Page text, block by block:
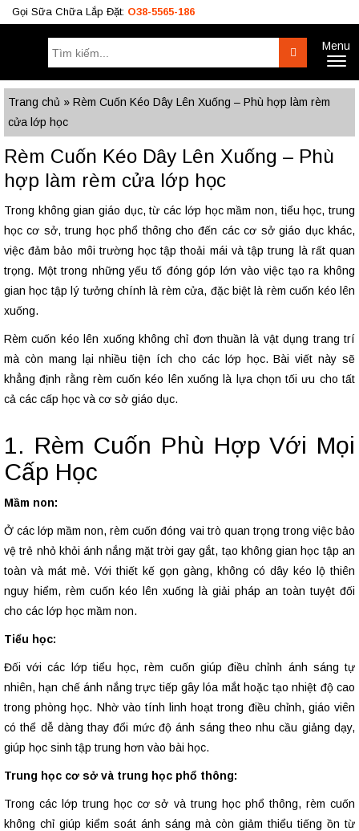
Gọi Sữa Chữa Lắp Đặt: O38-5565-186
Tìm
kiếm:
SearchMenu
Công Trình BÁO GIÁ RÈM Tư Vấn
O38.5565.186
O933.OO6.OO9
Trang chủ » Rèm Cuốn Kéo Dây Lên Xuống – Phù hợp làm rèm
cửa lớp học
Rèm Cuốn Kéo Dây Lên Xuống – Phù
hợp làm rèm cửa lớp học
Trong không gian giáo dục, từ các lớp học mầm non, tiểu học, trung
học cơ sở, trung học phổ thông cho đến các cơ sở giáo dục khác,
việc đảm bảo môi trường học tập thoải mái và tập trung là rất quan
trọng. Một trong những yếu tố đóng góp lớn vào việc tạo ra không
gian học tập lý tưởng chính là rèm cửa, đặc biệt là rèm cuốn kéo lên
xuống.
Rèm cuốn kéo lên xuống không chỉ đơn thuần là vật dụng trang trí
mà còn mang lại nhiều tiện ích cho các lớp học. Bài viết này sẽ
khẳng định rằng rèm cuốn kéo lên xuống là lựa chọn tối ưu cho tất
cả các cấp học và cơ sở giáo dục.
1. Rèm Cuốn Phù Hợp Với Mọi
Cấp Học
Mầm non:
Ở các lớp mầm non, rèm cuốn đóng vai trò quan trọng trong việc bảo
vệ trẻ nhỏ khỏi ánh nắng mặt trời gay gắt, tạo không gian học tập an
toàn và mát mẻ. Với thiết kế gọn gàng, không có dây kéo lộ thiên
nguy hiểm, rèm cuốn kéo lên xuống là giải pháp an toàn tuyệt đối
cho các lớp học mầm non.
Tiểu học:
Đối với các lớp tiểu học, rèm cuốn giúp điều chỉnh ánh sáng tự
nhiên, hạn chế ánh nắng trực tiếp gây lóa mắt hoặc tạo nhiệt độ cao
trong phòng học. Nhờ vào tính linh hoạt trong điều chỉnh, giáo viên
có thể dễ dàng thay đổi mức độ ánh sáng theo nhu cầu giảng dạy,
giúp học sinh tập trung hơn vào bài học.
Trung học cơ sở và trung học phổ thông:
Trong các lớp trung học cơ sở và trung học phổ thông, rèm cuốn
không chỉ giúp kiểm soát ánh sáng mà còn giảm thiểu tiếng ồn từ